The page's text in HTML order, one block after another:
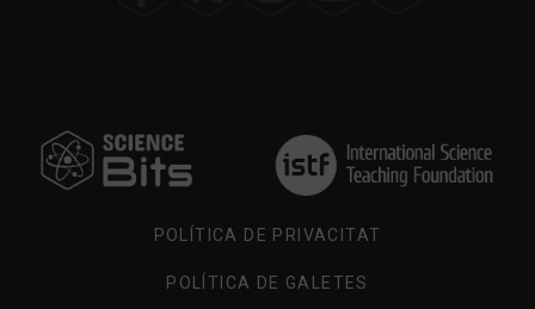
POLÍTICA DE PRIVACITAT
POLÍTICA DE GALETES